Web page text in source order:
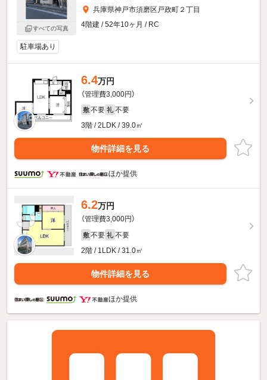
すべての写真
兵庫県神戸市須磨区戸政町２丁目
4階建 / 52年10ヶ月 / RC
駐車場あり
6.4万円
（管理費3,000円）
敷 不要 礼 不要
3階 / 2LDK / 39.0㎡
物件詳細を見る
ほか提供
6.2万円
（管理費3,000円）
敷 不要 礼 不要
2階 / 1LDK / 31.0㎡
物件詳細を見る
ほか提供